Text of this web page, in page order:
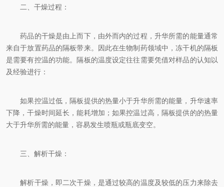
二、干燥过程：
药品的干燥是由上而下，由外而内的过程，升华所需的能量通常
来自于放置药品的隔板带来。因此在生物制药领域中，冻干机的隔板
是需要有控温的功能。隔板的温度设定往往需要凭借对样品的认知以
及经验进行：
如果控温过低，隔板提供的热量小于升华所需的能量，升华速率
下降，干燥时间延长，能耗增加；如果控温过高，隔板提供的的热量
大于升华所需的能量，容易发生喷瓶或瓶底变空。
三、解析干燥：
解析干燥，即二次干燥，是通过较高的温度及较低的压力来除去